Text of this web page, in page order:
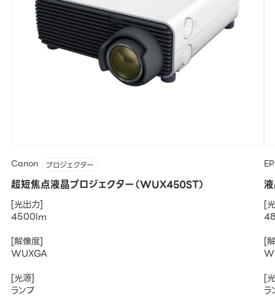
Canon プロジェクター
超短焦点液晶プロジェクター（WUX450ST）
[光出力]
4500lm
[解像度]
WUXGA
[光源]
ランプ
[
[
[
ラ